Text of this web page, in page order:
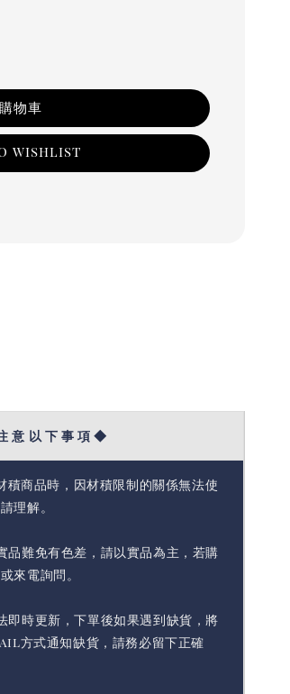
物車
wishlist
意 以 下 事 項 ◆
商品時，因材積限制的關係無法使
理解。
品難免有色差，請以實品為主，若購
來電詢問。
即時更新，下單後如果遇到缺貨，將
方式通知缺貨，請務必留下正確